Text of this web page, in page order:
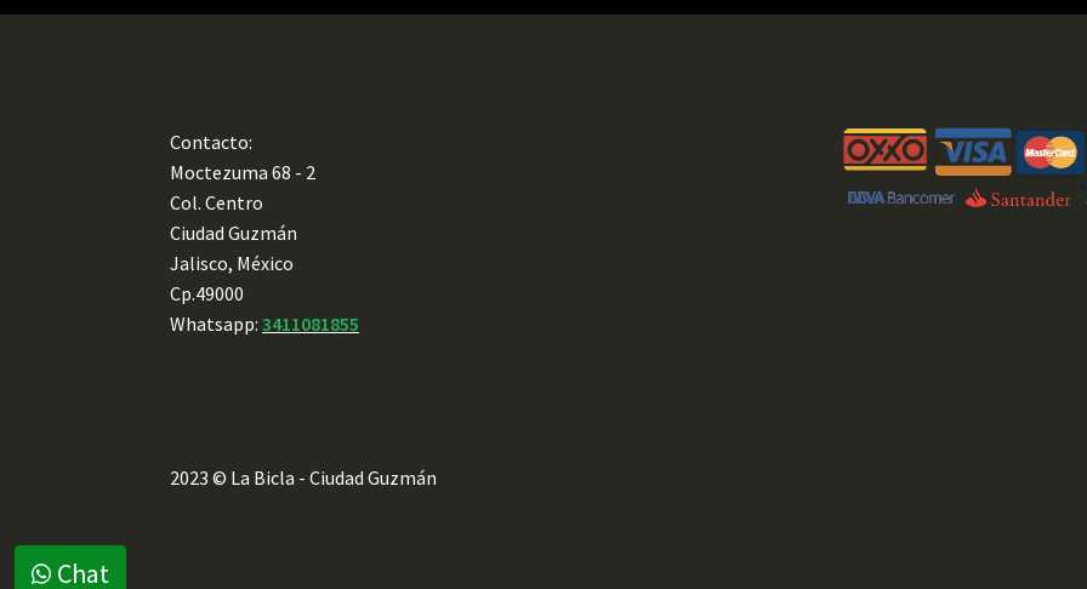
Contacto:
Moctezuma 68 - 2
Col. Centro
Ciudad Guzmán
Jalisco, México
Cp.49000
Whatsapp:3411081855
2023 © La Bicla - Ciudad Guzmán
Chat